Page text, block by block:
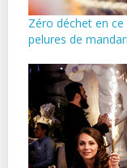
Zéro déchet en
pelures de